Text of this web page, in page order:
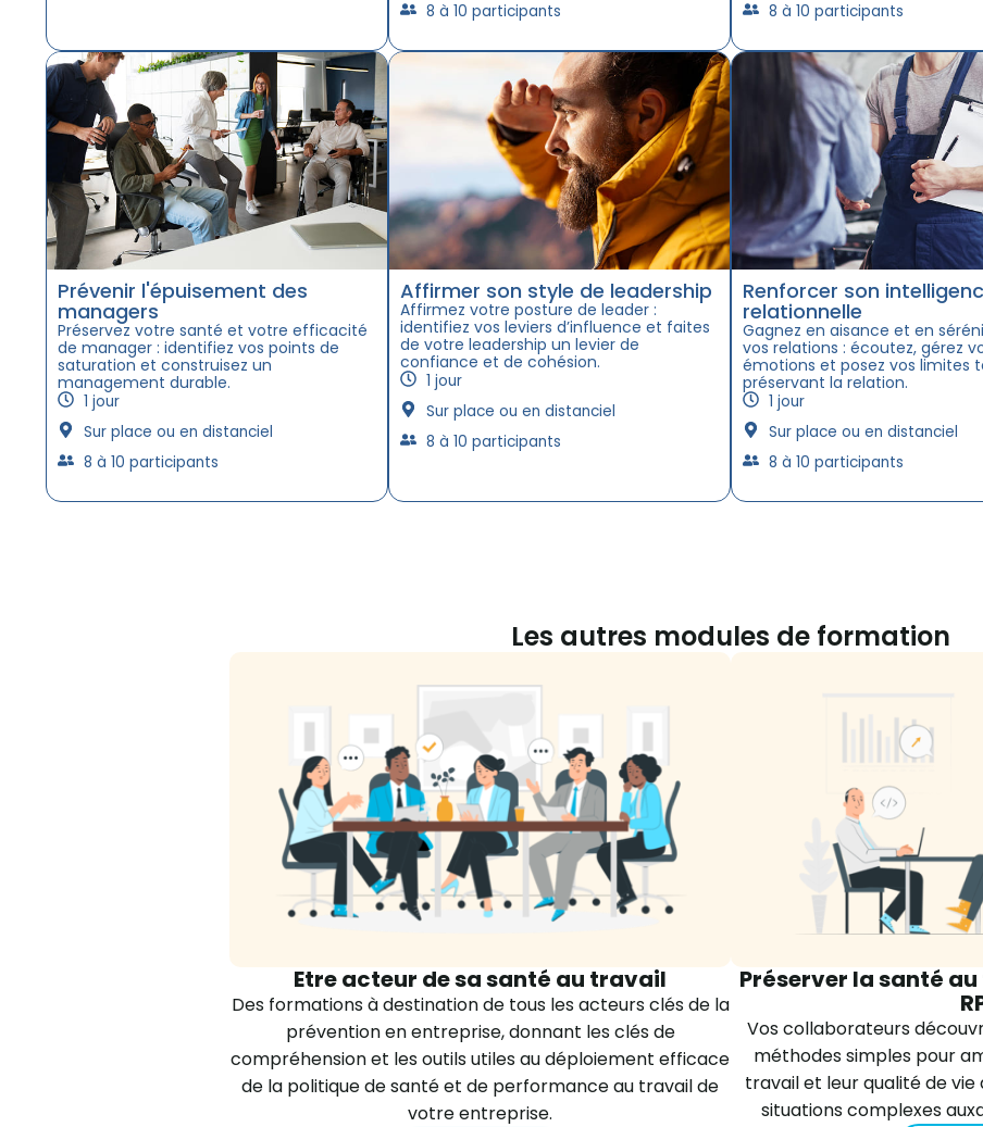
8 à 10 participants
8 à 10 participants
Prévenir l'épuisement des
managers
Préservez votre santé et votre efficacité
de manager : identifiez vos points de
saturation et construisez un
management durable.
1 jour
Sur place ou en distanciel
8 à 10 participants
Affirmer son style de leadership
Affirmez votre posture de leader :
identifiez vos leviers d’influence et faites
de votre leadership un levier de
confiance et de cohésion.
1 jour
Sur place ou en distanciel
8 à 10 participants
Renforcer son
relationnelle
Gagnez en aisance et en
vos relations : écoutez, gérez
émotions et posez vos limites
préservant la relation.
1 jour
Sur place ou en distanciel
8 à 10 participants
Les autres modules de formation
Etre acteur de sa santé au travail
Des formations à destination de tous les acteurs clés de la
prévention en entreprise, donnant les clés de
compréhension et les outils utiles au déploiement efficace
de la politique de santé et de performance au travail de
votre entreprise.
Préserver la santé
Vos collaborateurs
méthodes simples pour
travail et leur qualité de
situations complexes